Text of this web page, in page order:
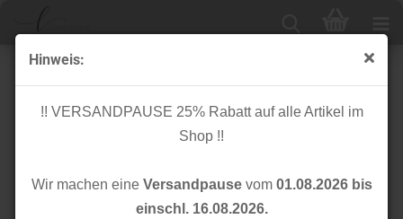
Hinweis:
!! VERSANDPAUSE 25% Rabatt auf alle Artikel im
Shop !!
Wir machen eine Versandpausevom 01.08.2026 bis
einschl. 16.08.2026.
Knopf Corozo - Blaze - 15 mm - dune - Mind the Maker